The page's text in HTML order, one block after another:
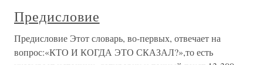
Предисловие
Предисловие Этот словарь, во-первых, отвечает на
вопрос:«КТО И КОГДА ЭТО СКАЗАЛ?»,то есть